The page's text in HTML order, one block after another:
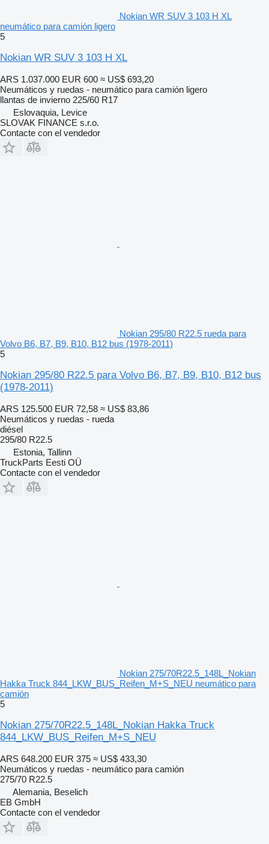
Nokian WR SUV 3 103 H XL
neumático para camión ligero
5
Nokian WR SUV 3 103 H XL
ARS 1.037.000 EUR 600 ≈ US$ 693,20
Neumáticos y ruedas - neumático para camión ligero
llantas de invierno 225/60 R17
Eslovaquia, Levice
SLOVAK FINANCE s.r.o.
Contacte con el vendedor
Nokian 295/80 R22.5 rueda para
Volvo B6, B7, B9, B10, B12 bus (1978-2011)
5
Nokian 295/80 R22.5 para Volvo B6, B7, B9, B10, B12 bus
(1978-2011)
ARS 125.500 EUR 72,58 ≈ US$ 83,86
Neumáticos y ruedas - rueda
diésel
295/80 R22.5
Estonia, Tallinn
TruckParts Eesti OÜ
Contacte con el vendedor
Nokian 275/70R22.5_148L_Nokian
Hakka Truck 844_LKW_BUS_Reifen_M+S_NEU neumático para
camión
5
Nokian 275/70R22.5_148L_Nokian Hakka Truck
844_LKW_BUS_Reifen_M+S_NEU
ARS 648.200 EUR 375 ≈ US$ 433,30
Neumáticos y ruedas - neumático para camión
275/70 R22.5
Alemania, Beselich
EB GmbH
Contacte con el vendedor